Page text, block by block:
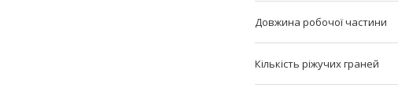
Довжина робочої частини
Кількість ріжучих граней